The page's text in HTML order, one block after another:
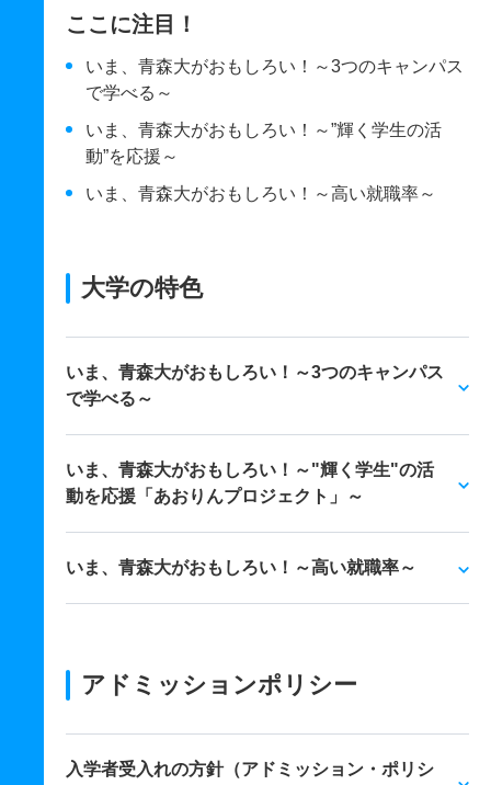
ここに注目！
いま、青森大がおもしろい！～3つのキャンパス
で学べる～
いま、青森大がおもしろい！～”輝く学生の活
動”を応援～
いま、青森大がおもしろい！～高い就職率～
大学の特色
いま、青森大がおもしろい！～3つのキャンパス
で学べる～
いま、青森大がおもしろい！～"輝く学生"の活
動を応援「あおりんプロジェクト」～
いま、青森大がおもしろい！～高い就職率～
アドミッションポリシー
入学者受入れの方針（アドミッション・ポリシ